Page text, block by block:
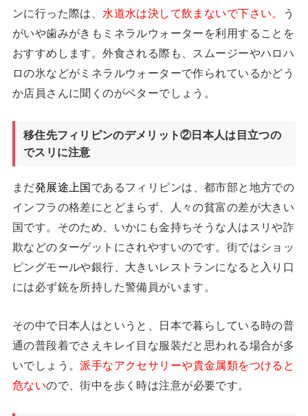
ンに行った際は、 水道水は決して飲まないで下さい。
う
がいや歯みがきもミネラルウォーターを利用することを
おすすめします。外食される際も、スムージーやハロハ
ロの氷などがミネラルウォーターで作られているかどう
か店員さんに聞くのがベターでしょう。
移住先フィリピンのデメリット②日本人は目立つの
でスリに注意
まだ発展途上国であるフィリピンは、都市部と地方での
インフラの格差にとどまらず、人々の貧富の差が大きい
国です。そのため、いかにも金持ちそうな人はスリや詐
欺などのターゲットにされやすいのです。街ではショッ
ピングモールや銀行、大きいレストランになると入り口
には必ず銃を所持した警備員がいます。
その中で日本人はというと、日本で暮らしている時の普
通の普段着でさえキレイ目な服装だと思われる場合が多
いでしょう。派手なアクセサリーや貴金属類をつけると
危ないので、街中を歩く時は注意が必要です。